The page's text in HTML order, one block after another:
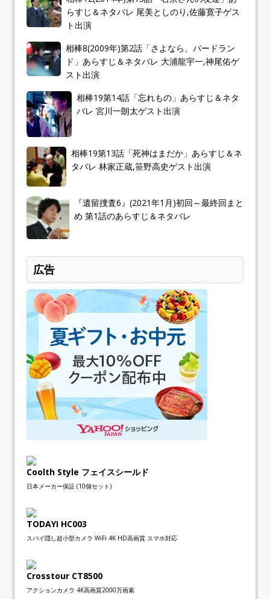
らすじ＆ネタバレ 尾美としのり,佐藤寛子ゲス
ト出演
相棒8(2009年)第2話「さよなら、バードラン
ド」あらすじ＆ネタバレ 大浦龍宇一,神尾佑ゲ
スト出演
相棒19第14話「忘れもの」あらすじ＆ネタ
バレ 宮川一朗太ゲスト出演
相棒19第13話「死神はまだか」あらすじ＆ネ
タバレ 林家正蔵,笹野高史ゲスト出演
『遺留捜査6』(2021年1月)初回～最終回まと
め 第1話のあらすじ＆ネタバレ
広告
Coolth Style フェイスシールド
日本メーカー保証 (10個セット)
TODAYI HC003
スパイ隠し超小型カメラ WiFi 4K HD高画質 スマホ対応
Crosstour CT8500
アクションカメラ 4K高画質2000万画素